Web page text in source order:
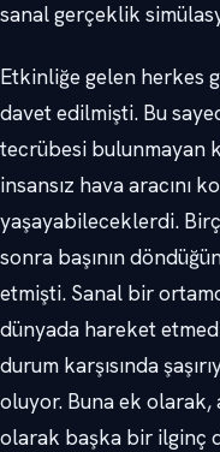
sanal gerçeklik
Etkinliğe gelen herkes
davet edilmişti. Bu
tecrübesi bulunmayan
insansız hava aracını
yaşayabileceklerdi.
sonra başının
etmişti. Sanal bir
dünyada hareket
durum karşısında
oluyor. Buna ek olarak,
olarak başka bir ilginç